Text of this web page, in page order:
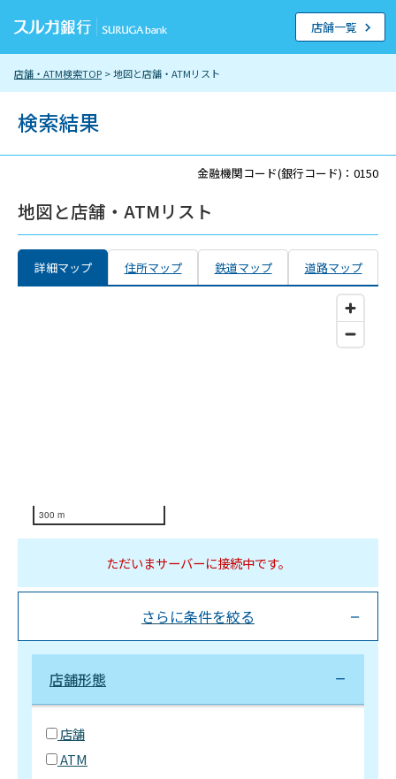
店舗・ATM検索TOP > 地図と店舗・ATMリスト
店舗一覧
検索結果
金融機関コード(銀行コード)：0150
地図と店舗・ATMリスト
詳細マップ 住所マップ 鉄道マップ 道路マップ
300 m
ただいまサーバーに接続中です。
さらに条件を絞る
店舗形態
店舗
ATM